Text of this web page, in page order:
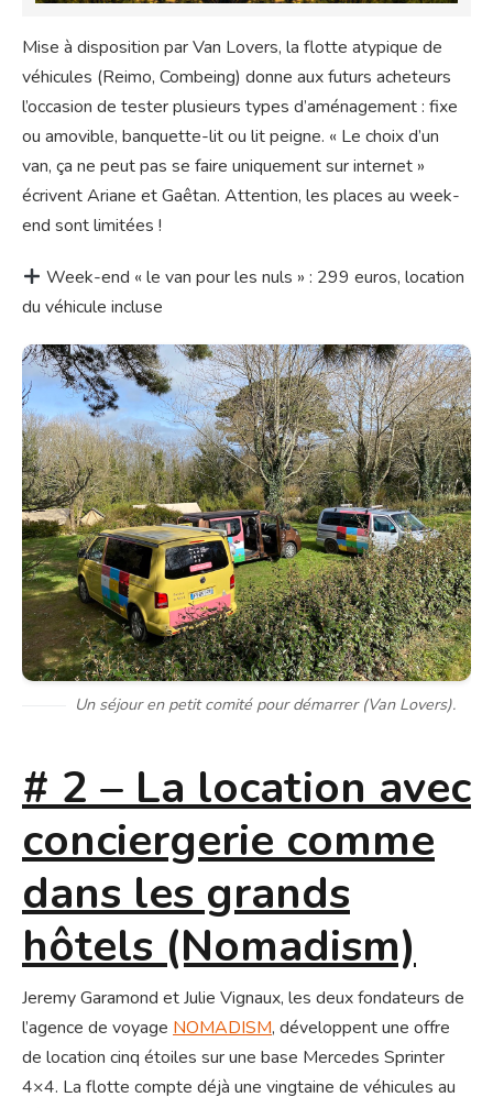
Mise à disposition par Van Lovers, la flotte atypique de
véhicules (Reimo, Combeing) donne aux futurs acheteurs
l’occasion de tester plusieurs types d’aménagement : fixe
ou amovible, banquette-lit ou lit peigne. « Le choix d’un
van, ça ne peut pas se faire uniquement sur internet »
écrivent Ariane et Gaêtan. Attention, les places au week-
end sont limitées !
Week-end « le van pour les nuls » : 299 euros, location
du véhicule incluse
Un séjour en petit comité pour démarrer (Van Lovers).
# 2 – La location avec
conciergerie comme
dans les grands
hôtels (Nomadism)
Jeremy Garamond et Julie Vignaux, les deux fondateurs de
l’agence de voyage NOMADISM, développent une offre
de location cinq étoiles sur une base Mercedes Sprinter
4×4. La flotte compte déjà une vingtaine de véhicules au